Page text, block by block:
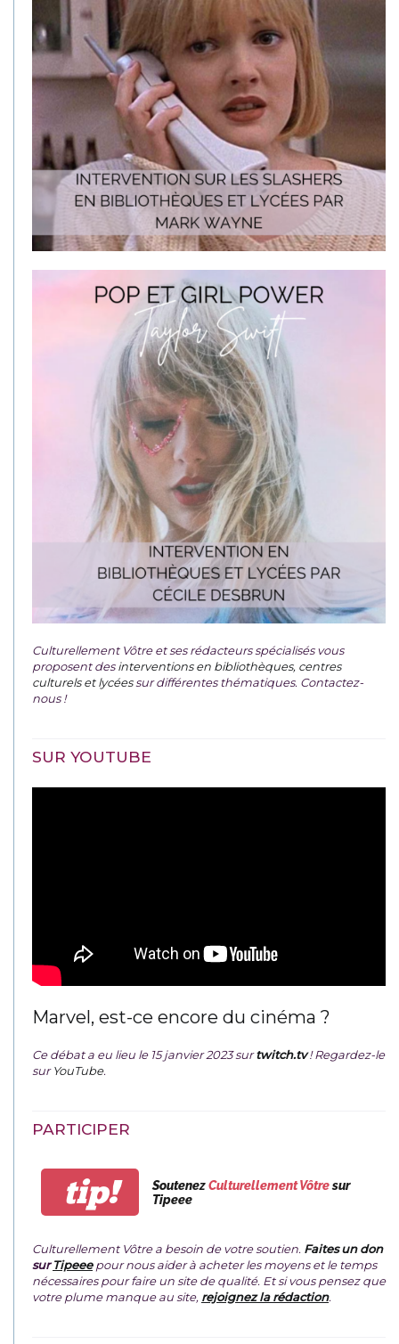
Culturellement Vôtre et ses rédacteurs spécialisés vous
proposent desinterventions en bibliothèques, centres
culturels et lycéessur différentes thématiques. Contactez-
nous !
SUR YOUTUBE
Marvel, est-ce encore du cinéma ?
Ce débat a eu lieu le 15 janvier 2023 surtwitch.tv ! Regardez-le
surYouTube.
PARTICIPER
tip! SoutenezCulturellement Vôtresur
Tipeee
Culturellement Vôtre a besoin de votre soutien. Faites un don
surTipeeepour nous aider à acheter les moyens et le temps
nécessaires pour faire un site de qualité. Et si vous pensez que
votre plume manque au site, rejoignez la rédaction.